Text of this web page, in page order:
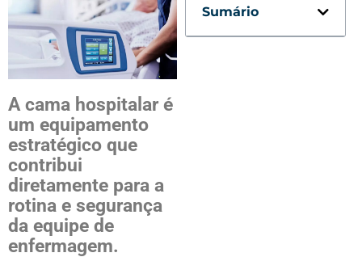
A cama hospitalar é
um equipamento
estratégico que
contribui
diretamente para a
rotina e segurança
da equipe de
enfermagem.
Sumário